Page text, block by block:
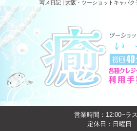
写メ日記 | 大阪・ツーショットキャバク
営業時間：12:00~ラ
定休日：日曜日